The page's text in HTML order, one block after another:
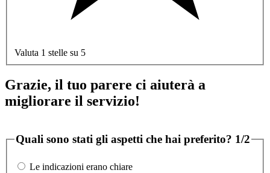
Valuta 1 stelle su 5
Grazie, il tuo parere ci aiuterà a
migliorare il servizio!
Quali sono stati gli aspetti che hai preferito? 1/2
Le indicazioni erano chiare